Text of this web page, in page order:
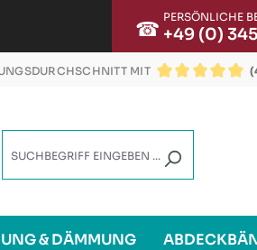
☎ PERSÖNLICHE
+49 (0)
MIT
& DÄMMUNG